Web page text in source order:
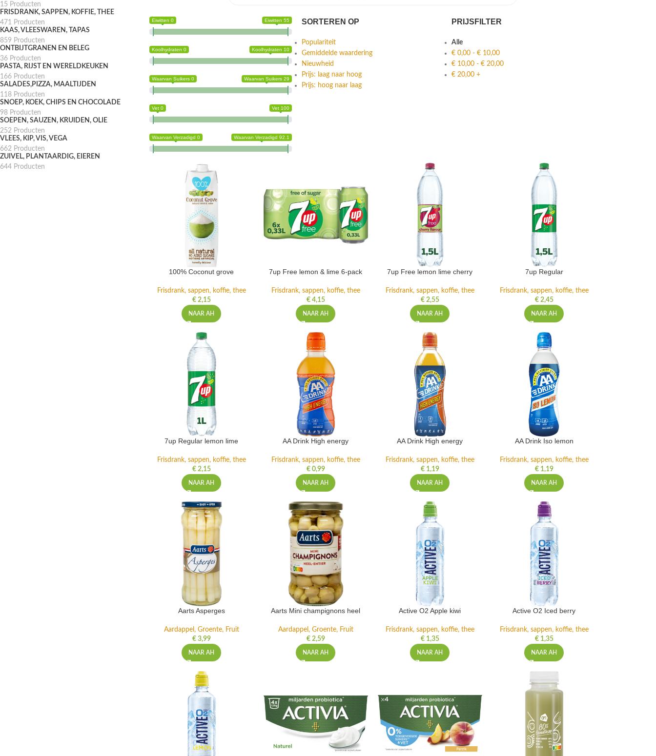
15 Producten
FRISDRANK, SAPPEN, KOFFIE, THEE
471 Producten
KAAS, VLEESWAREN, TAPAS
859 Producten
ONTBIJTGRANEN EN BELEG
36 Producten
PASTA, RIJST EN WERELDKEUKEN
166 Producten
SALADES,PIZZA, MAALTIJDEN
118 Producten
SNOEP, KOEK, CHIPS EN CHOCOLADE
98 Producten
SOEPEN, SAUZEN, KRUIDEN, OLIE
252 Producten
VLEES, KIP, VIS, VEGA
662 Producten
ZUIVEL, PLANTAARDIG, EIEREN
644 Producten
Eiwitten 0 Eiwitten 55
Koolhydraten 0 Koolhydraten 10
Waarvan Suikers 0 Waarvan Suikers 29
Vet 0 Vet 100
Waarvan Verzadigd 0 Waarvan Verzadigd 92.1
SORTEREN OP
Populariteit
Gemiddelde waardering
Nieuwheid
Prijs: laag naar hoog
Prijs: hoog naar laag
PRIJSFILTER
Alle
€0,00- €10,00
€10,00- €20,00
€20,00+
100% Coconut grove
Frisdrank, sappen, koffie, thee
€2,15
NAAR AH
7up Free lemon & lime 6-pack
Frisdrank, sappen, koffie, thee
€4,15
NAAR AH
7up Free lemon lime cherry
Frisdrank, sappen, koffie, thee
€2,55
NAAR AH
7up Regular
Frisdrank, sappen, koffie, thee
€2,45
NAAR AH
7up Regular lemon lime
Frisdrank, sappen, koffie, thee
€2,15
NAAR AH
AA Drink High energy
Frisdrank, sappen, koffie, thee
€0,99
NAAR AH
AA Drink High energy
Frisdrank, sappen, koffie, thee
€1,19
NAAR AH
AA Drink Iso lemon
Frisdrank, sappen, koffie, thee
€1,19
NAAR AH
Aarts Asperges
Aardappel, Groente, Fruit
€3,99
NAAR AH
Aarts Mini champignons heel
Aardappel, Groente, Fruit
€2,59
NAAR AH
Active O2 Apple kiwi
Frisdrank, sappen, koffie, thee
€1,35
NAAR AH
Active O2 Iced berry
Frisdrank, sappen, koffie, thee
€1,35
NAAR AH